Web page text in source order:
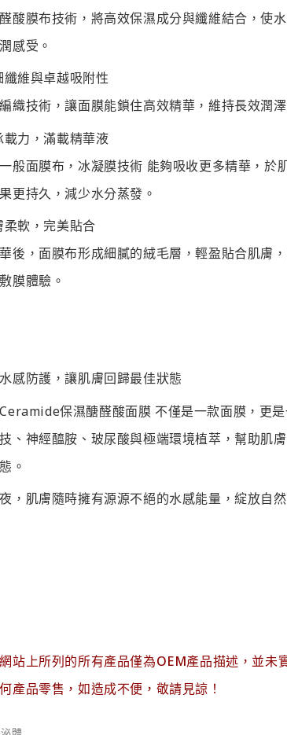
酸膜布技術，將高效保濕成分與纖維結合，使
感受。
纖維與卓越吸附性
織技術，讓面膜能鎖住高效精華，維持長效潤
載力，滿載精華液
般面膜布，冰凝膜技術 能夠吸收更多精華，於
更持久，減少水分蒸發。
柔軟，完美貼合
後，面膜布形成細膩的絨毛層，輕盈貼合肌膚
膜體驗。
感防護，讓肌膚回歸最佳狀態
保濕醣醛酸面膜 不僅是一款面膜，更
、神經醯胺、玻尿酸與極端環境植萃，幫助肌
。
，肌膚隨時擁有源源不絕的水感能量，綻放自然
站上所列的所有產品僅為OEM產品描述，並未
產品零售，如造成不便，敬請見諒！